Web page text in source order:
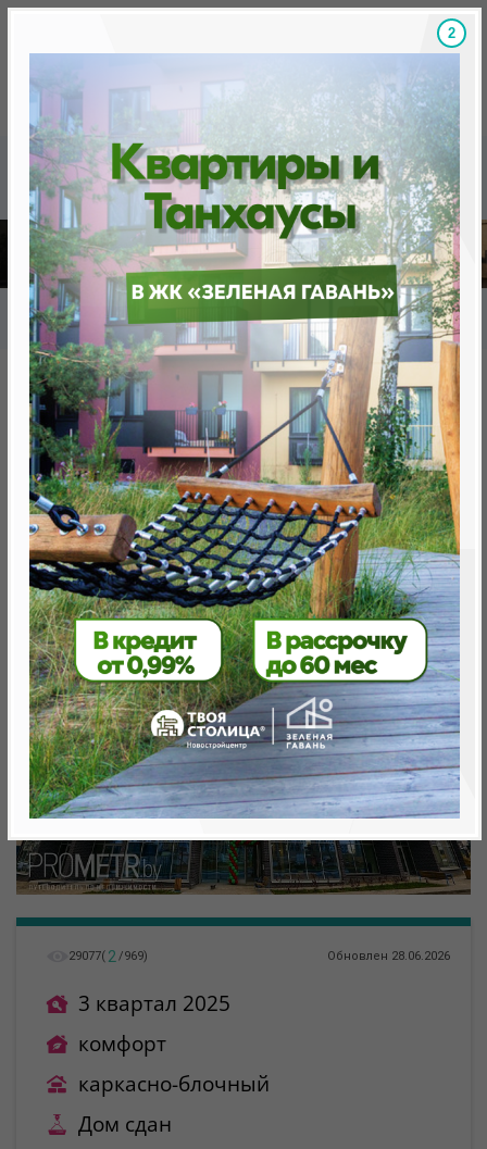
Скидки на новостройки, бонусы Готовые
Главная База новостроек Минска «Минск Мир»
Сад Эрмитаж дом 27.6
Сад Эрмитаж дом 27.6
от 415 278 BYN (142 038 USD)
Минск, Октябрьский, ул.Лученка,4
метро «Ковальская Слобода», 566 м
29077( 2 /969) Обновлен 28.06.2026
3 квартал 2025
комфорт
каркасно-блочный
Дом сдан
1